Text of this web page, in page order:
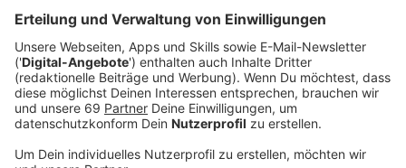
baustellenverrückter und kenne gefühlt jede Baustelle
in Münster. Zuhause spielt er das Gesehene dann
gerne nach, erzählt Sebastian.
Anzeige